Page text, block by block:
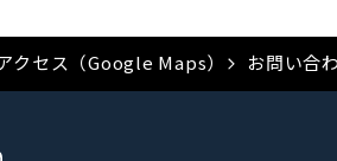
クセス（Google Maps） お問い合